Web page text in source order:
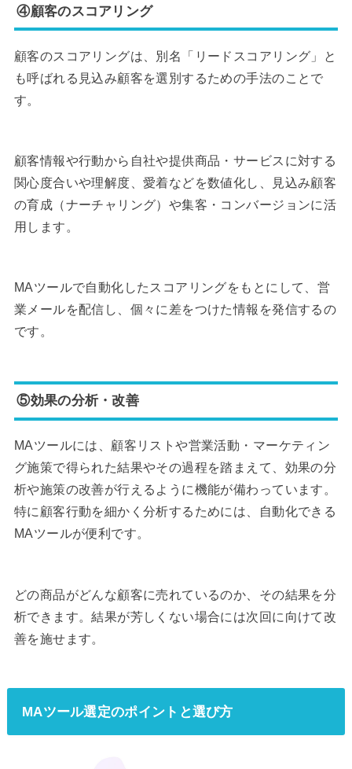
④顧客のスコアリング
顧客のスコアリングは、別名「リードスコアリング」と
も呼ばれる見込み顧客を選別するための手法のことで
す。
顧客情報や行動から自社や提供商品・サービスに対する
関心度合いや理解度、愛着などを数値化し、見込み顧客
の育成（ナーチャリング）や集客・コンバージョンに活
用します。
MAツールで自動化したスコアリングをもとにして、営
業メールを配信し、個々に差をつけた情報を発信するの
です。
⑤効果の分析・改善
MAツールには、顧客リストや営業活動・マーケティン
グ施策で得られた結果やその過程を踏まえて、効果の分
析や施策の改善が行えるように機能が備わっています。
特に顧客行動を細かく分析するためには、自動化できる
MAツールが便利です。
どの商品がどんな顧客に売れているのか、その結果を分
析できます。結果が芳しくない場合には次回に向けて改
善を施せます。
MAツール選定のポイントと選び方